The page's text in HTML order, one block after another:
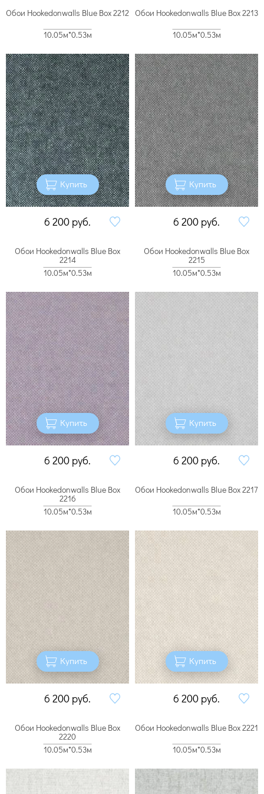
Обои Hookedonwalls Blue Box 2212
10.05м*0.53м
Купить
6 200 руб.
Обои Hookedonwalls Blue Box 2213
10.05м*0.53м
Купить
6 200 руб.
Обои Hookedonwalls Blue Box
2214
10.05м*0.53м
Купить
6 200 руб.
Обои Hookedonwalls Blue Box
2215
10.05м*0.53м
Купить
6 200 руб.
Обои Hookedonwalls Blue Box
2216
10.05м*0.53м
Купить
6 200 руб.
Обои Hookedonwalls Blue Box 2217
10.05м*0.53м
Купить
6 200 руб.
Обои Hookedonwalls Blue Box
2220
10.05м*0.53м
Обои Hookedonwalls Blue Box 2221
10.05м*0.53м